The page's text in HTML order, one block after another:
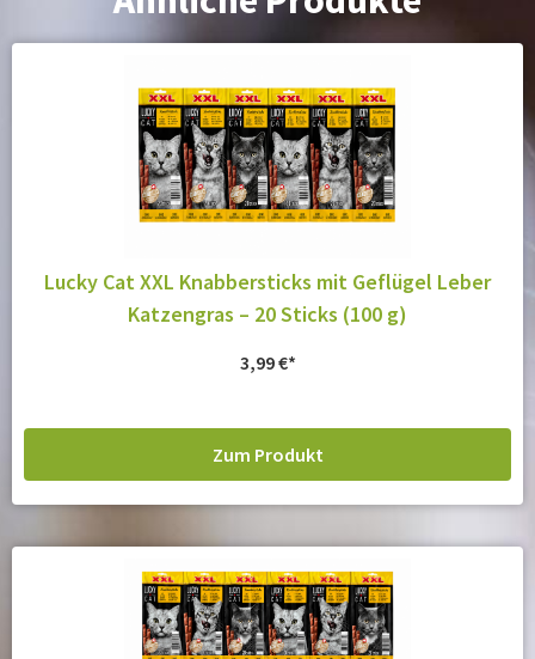
Lucky Cat XXL Knabbersticks mit Geflügel Leber
Katzengras – 20 Sticks (100 g)
3,99€
Zum Produkt